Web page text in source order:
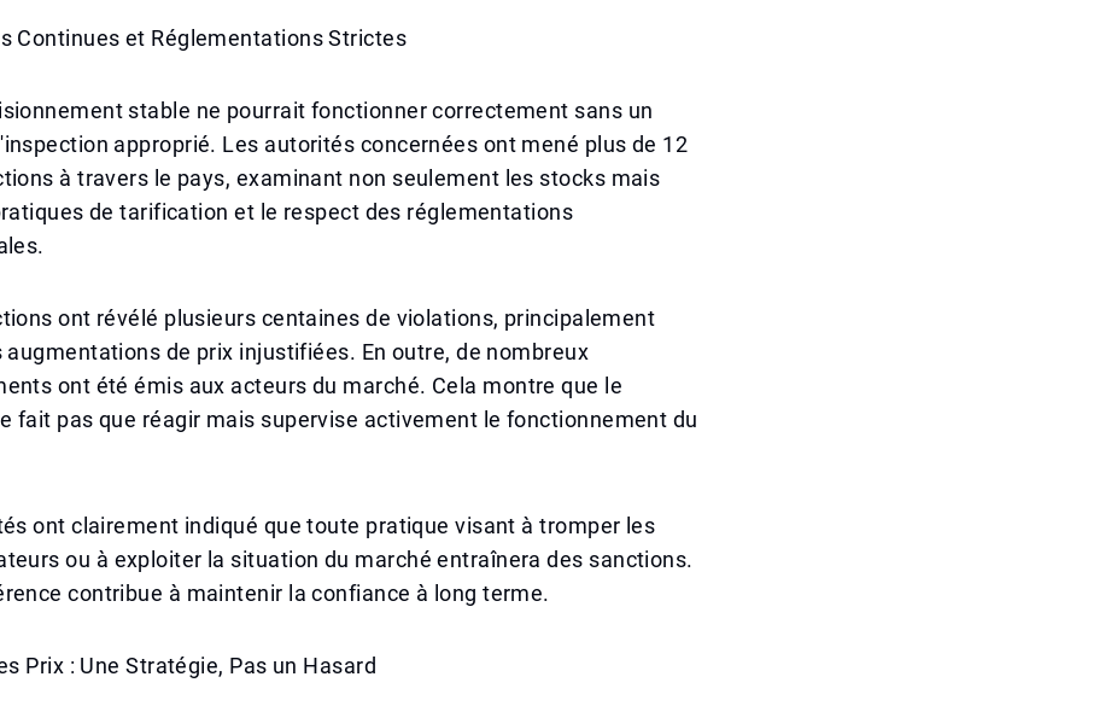
Continues et Réglementations Strictes
stable ne pourrait fonctionner correctement sans un
approprié. Les autorités concernées ont mené plus de 12
à travers le pays, examinant non seulement les stocks mais
de tarification et le respect des réglementations
ont révélé plusieurs centaines de violations, principalement
augmentations de prix injustifiées. En outre, de nombreux
ont été émis aux acteurs du marché. Cela montre que le
fait pas que réagir mais supervise activement le fonctionnement du
ont clairement indiqué que toute pratique visant à tromper les
ou à exploiter la situation du marché entraînera des sanctions.
contribue à maintenir la confiance à long terme.
Prix : Une Stratégie, Pas un Hasard